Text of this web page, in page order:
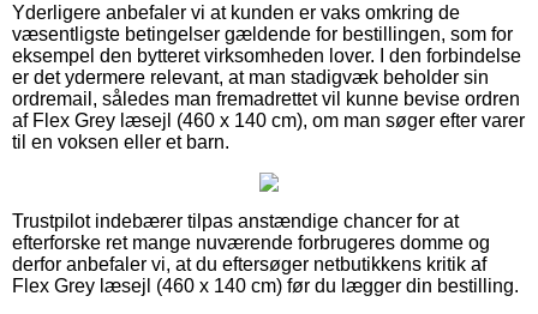
Yderligere anbefaler vi at kunden er vaks omkring de
væsentligste betingelser gældende for bestillingen, som for
eksempel den bytteret virksomheden lover. I den forbindelse
er det ydermere relevant, at man stadigvæk beholder sin
ordremail, således man fremadrettet vil kunne bevise ordren
af Flex Grey læsejl (460 x 140 cm), om man søger efter varer
til en voksen eller et barn.
Trustpilot indebærer tilpas anstændige chancer for at
efterforske ret mange nuværende forbrugeres domme og
derfor anbefaler vi, at du eftersøger netbutikkens kritik af
Flex Grey læsejl (460 x 140 cm) før du lægger din bestilling.